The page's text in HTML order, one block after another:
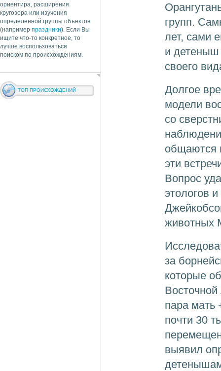
ориентира, расширения
кругозора или изучения
определенной группы объектов
(например праздники). Если Вы
ищите что-то конкретное, то
лучше воспользоваться
поиском по происхождениям.
ТОП ПРОИСХОЖДЕНИЙ
групп.
лет, сами
и детеныш
своего
Долгое
модели
со
общаются
эти
Вопрос
этологов
животных
за
которые
пара мать
почти 30
выявил